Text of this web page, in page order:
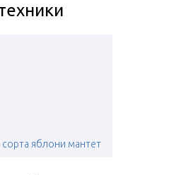
яблони мантет